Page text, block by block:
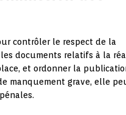
contrôler le respect de la
documents relatifs à la
et ordonner la
manquement grave, elle